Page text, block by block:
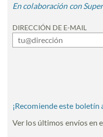
En colaboración con
DIRECCIÓN DE E-MAIL
¡Recomiende este boletín
Ver los últimos envíos en